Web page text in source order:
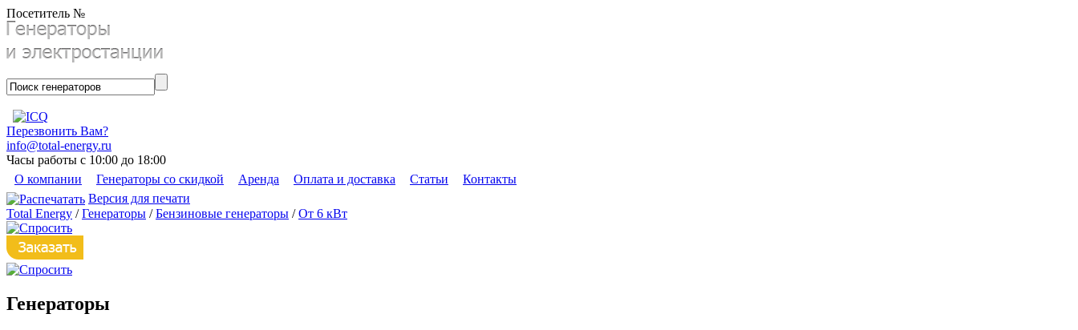
Посетитель №
Перезвонить Вам?
info@total-energy.ru
Часы работы с 10:00 до 18:00
О компании
Генераторы со скидкой Аренда Оплата и доставка Статьи
Контакты
Версия для печати
Total Energy /Генераторы /Бензиновые генераторы /От 6 кВт
Генераторы